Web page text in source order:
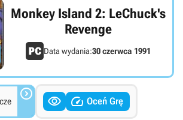
Monkey Island 2: LeChuck's
Revenge
Data wydania:30 czerwca 1991
   Oceń Grę